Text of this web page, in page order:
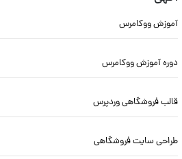
آموزش ووکامرس
دوره آموزش ووکامرس
قالب فروشگاهی وردپرس
طراحی سایت فروشگاهی